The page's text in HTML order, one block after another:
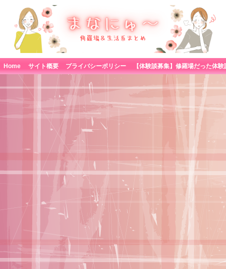
Home サイト概要 プライバシーポリシー